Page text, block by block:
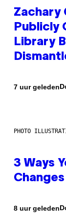
Zachary
Publicly
Library
7 uur geleden
PHOTO
3 Ways
8 uur geleden